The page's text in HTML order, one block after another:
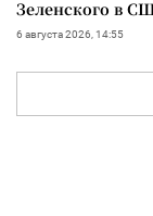
Зеленского в
6 августа 2026, 14:55